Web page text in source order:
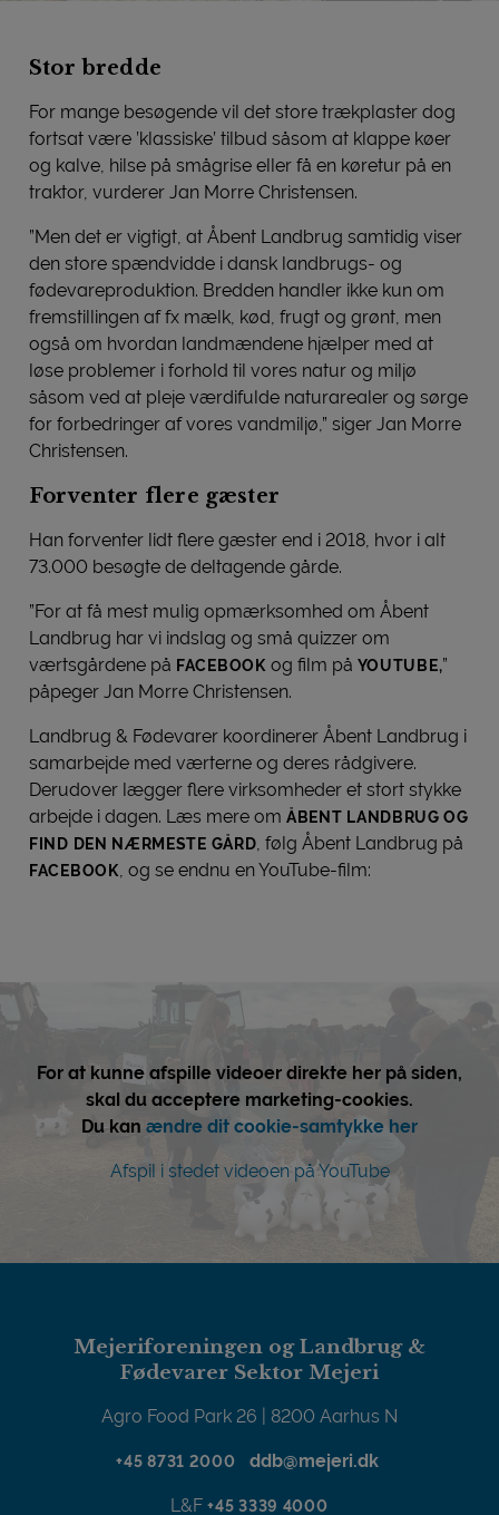
Stor bredde
For mange besøgende vil det store trækplaster dog
fortsat være ’klassiske’ tilbud såsom at klappe køer
og kalve, hilse på smågrise eller få en køretur på en
traktor, vurderer Jan Morre Christensen.
”Men det er vigtigt, at Åbent Landbrug samtidig viser
den store spændvidde i dansk landbrugs- og
fødevareproduktion. Bredden handler ikke kun om
fremstillingen af fx mælk, kød, frugt og grønt, men
også om hvordan landmændene hjælper med at
løse problemer i forhold til vores natur og miljø
såsom ved at pleje værdifulde naturarealer og sørge
for forbedringer af vores vandmiljø,” siger Jan Morre
Christensen.
Forventer flere gæster
Han forventer lidt flere gæster end i 2018, hvor i alt
73.000 besøgte de deltagende gårde.
”For at få mest mulig opmærksomhed om Åbent
Landbrug har vi indslag og små quizzer om
værtsgårdene på FACEBOOK og film på YOUTUBE,”
påpeger Jan Morre Christensen.
Landbrug & Fødevarer koordinerer Åbent Landbrug i
samarbejde med værterne og deres rådgivere.
Derudover lægger flere virksomheder et stort stykke
arbejde i dagen. Læs mere om ÅBENT LANDBRUG OG
FIND DEN NÆRMESTE GÅRD , følg Åbent Landbrug på
FACEBOOK , og se endnu en YouTube-film:
For at kunne afspille videoer direkte her på siden,
skal du acceptere marketing-cookies.
Du kan ændre dit cookie-samtykke her
Afspil i stedet videoen på YouTube
Mejeriforeningen og Landbrug &
Fødevarer Sektor Mejeri
Agro Food Park 26 | 8200 Aarhus N
+45 8731 2000 ddb@mejeri.dk
L&F+45 3339 4000